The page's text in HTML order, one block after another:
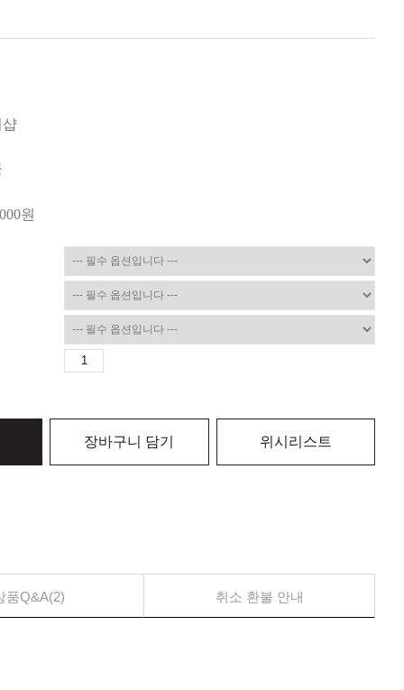
샵
원
장바구니 담기 위시리스트
품Q&A(2) 취소 환불 안내